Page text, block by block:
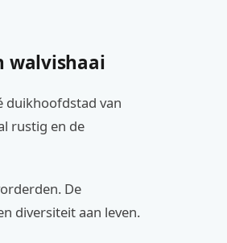
walvishaai
duikhoofdstad van
rustig en de
De
diversiteit aan leven.